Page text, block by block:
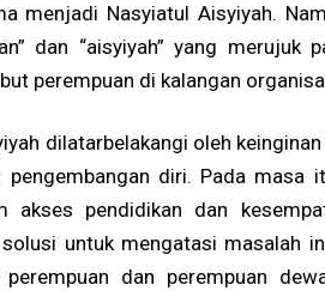
menjadi Nasyiatul Aisyiyah.
dan “aisyiyah” yang merujuk
perempuan di kalangan
dilatarbelakangi oleh
pengembangan diri. Pada masa
akses pendidikan dan
untuk mengatasi masalah
dan perempuan